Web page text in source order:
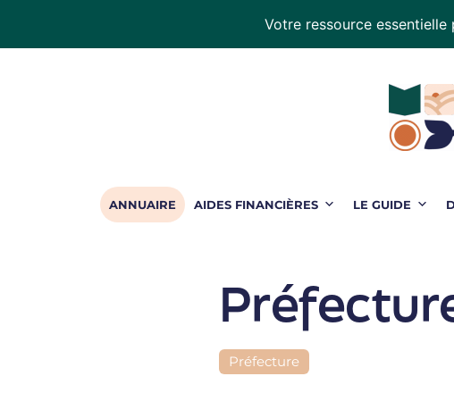
Votre ressource
ANNUAIRE AIDES FINANCIÈRES LE GUIDE
Préfecture